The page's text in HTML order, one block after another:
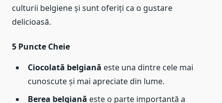
culturii belgiene și sunt oferiți ca o gustare
delicioasă.
5 Puncte Cheie
Ciocolată belgiană este una dintre cele mai
cunoscute și mai apreciate din lume.
Berea belgiană este o parte importantă a